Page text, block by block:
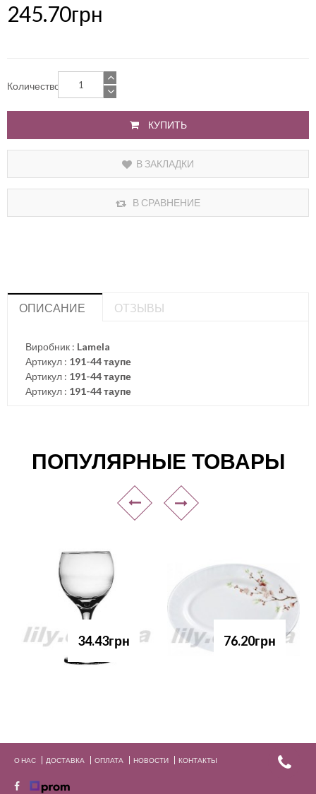
245.70грн
Количество
КУПИТЬ
В ЗАКЛАДКИ
В СРАВНЕНИЕ
ОПИСАНИЕ ОТЗЫВЫ
Виробник : Lamela
Артикул : 191-44 таупе
Артикул : 191-44 таупе
Артикул : 191-44 таупе
ПОПУЛЯРНЫЕ ТОВАРЫ
34.43грн 76.20грн
О НАС ДОСТАВКА ОПЛАТА НОВОСТИ КОНТАКТЫ